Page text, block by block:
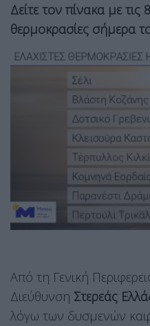
Δείτε τον πίνακα με τις
θερμοκρασίες σήμερα
Από τη Γενική
Διεύθυνση Στερεάς
λόγω των δυσμενών